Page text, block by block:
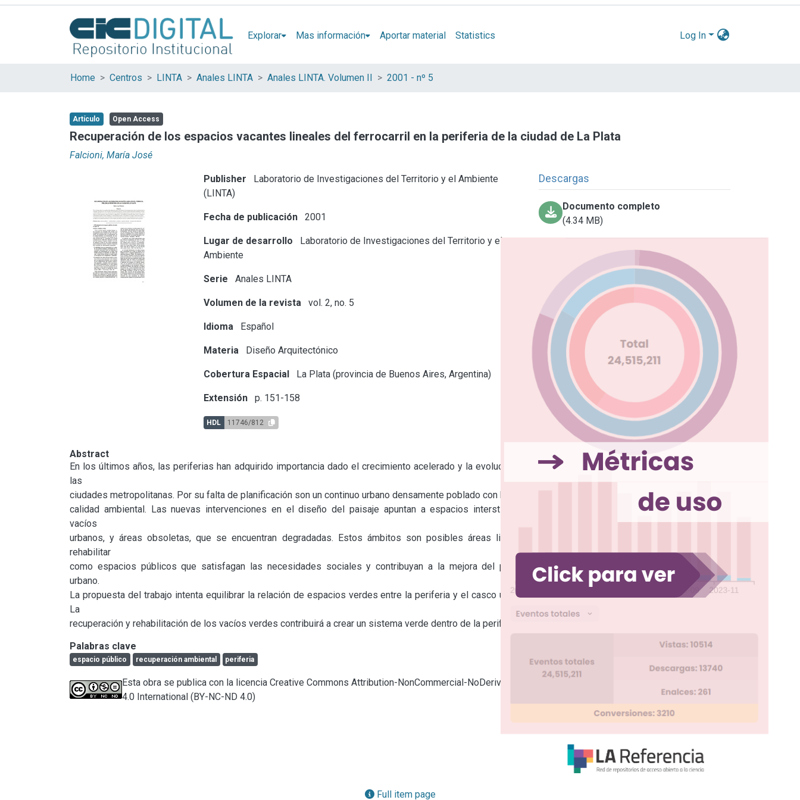
Explorar Mas información Aportar material Statistics Log In
Home Centros LINTA Anales LINTA Anales LINTA. Volumen II 2001 - nº 5
Artículo Open Access
Recuperación de los espacios vacantes lineales del ferrocarril en la periferia de la ciudad de La Plata
Falcioni, María José
Publisher
Laboratorio de Investigaciones del Territorio y el Ambiente
(LINTA)
Fecha de publicación 2001
Lugar de desarrollo
Laboratorio de Investigaciones del Territorio y el
Ambiente
Serie Anales LINTA
Volumen de la revista vol. 2, no. 5
Idioma Español
Materia Diseño Arquitectónico
Cobertura Espacial La Plata (provincia de Buenos Aires, Argentina)
Extensión p. 151-158
HDL 11746/812
Descargas
Documento completo
(4.34 MB)
Abstract
En los últimos años, las periferias han adquirido importancia dado el crecimiento acelerado y la evolución de
las
ciudades metropolitanas. Por su falta de planificación son un continuo urbano densamente poblado con baja
calidad ambiental. Las nuevas intervenciones en el diseño del paisaje apuntan a espacios intersticiales,
vacíos
urbanos, y áreas obsoletas, que se encuentran degradadas. Estos ámbitos son posibles áreas libres a
rehabilitar
como espacios públicos que satisfagan las necesidades sociales y contribuyan a la mejora del paisaje
urbano.
La propuesta del trabajo intenta equilibrar la relación de espacios verdes entre la periferia y el casco urbano.
La
recuperación y rehabilitación de los vacíos verdes contribuirá a crear un sistema verde dentro de la periferia.
Palabras clave
espacio público recuperación ambiental periferia
Esta obra se publica con la licencia Creative Commons Attribution-NonCommercial-NoDerivatives
4.0 International (BY-NC-ND 4.0)
Full item page